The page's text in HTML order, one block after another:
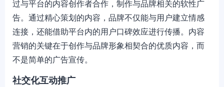
过与平台的内容创作者合作，制作与品牌相关的软性广
告。通过精心策划的内容，品牌不仅能与用户建立情感
连接，还能借助平台内的用户口碑效应进行传播。内容
营销的关键在于创作与品牌形象相契合的优质内容，而
不是简单的广告宣传。
社交化互动推广